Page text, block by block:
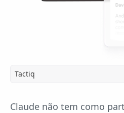
Tactiq
Claude não tem como